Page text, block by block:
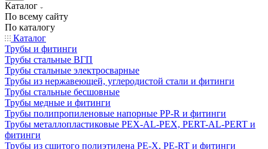
Каталог
По всему сайту
По каталогу
Каталог
Трубы и фитинги
Трубы стальные ВГП
Трубы стальные электросварные
Трубы из нержавеющей, углеродистой стали и фитинги
Трубы стальные бесшовные
Трубы медные и фитинги
Трубы полипропиленовые напорные PP-R и фитинги
Трубы металлопластиковые PEX-AL-PEX, PERT-AL-PERT и
фитинги
Трубы из сшитого полиэтилена PE-X, PE-RT и фитинги